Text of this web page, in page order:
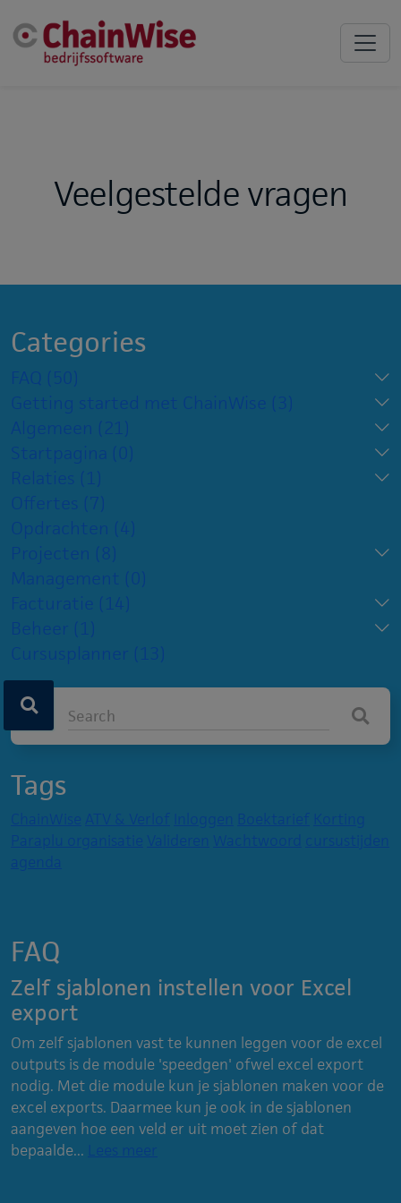
Veelgestelde vragen
Categories
FAQ (50)
Getting started met ChainWise (3)
Algemeen (21)
Startpagina (0)
Relaties (1)
Offertes (7)
Opdrachten (4)
Projecten (8)
Management (0)
Facturatie (14)
Beheer (1)
Cursusplanner (13)
Tags
ChainWise ATV & Verlof Inloggen Boektarief Korting
Paraplu organisatie Valideren Wachtwoord
cursustijden
agenda
FAQ
Zelf sjablonen instellen voor Excel
export
Om zelf sjablonen vast te kunnen leggen voor de excel
outputs is de module 'speedgen' ofwel excel export
nodig. Met die module kun je sjablonen maken voor de
excel exports. Daarmee kun je ook in de sjablonen
aangeven hoe een veld er uit moet zien of dat
bepaalde... Lees meer